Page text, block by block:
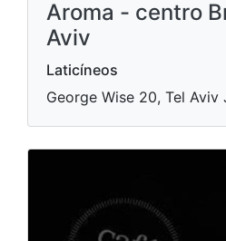
Aroma - centro
Aviv
Laticíneos
George Wise 20, Tel Aviv